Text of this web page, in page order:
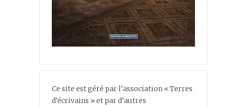
Ce site est géré par l’association « Terres
d’écrivains » et par d’autres